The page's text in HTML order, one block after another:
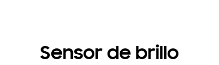
Sensor de brillo